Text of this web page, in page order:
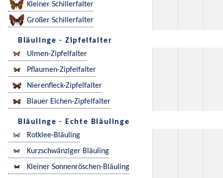
Kleiner Schillerfalter
Großer Schillerfalter
Bläulinge - Zipfelfalter
Ulmen-Zipfelfalter
Pflaumen-Zipfelfalter
Nierenfleck-Zipfelfalter
Blauer Eichen-Zipfelfalter
Bläulinge - Echte Bläulinge
Rotklee-Bläuling
Kurzschwänziger Bläuling
Kleiner Sonnenröschen-Bläuling